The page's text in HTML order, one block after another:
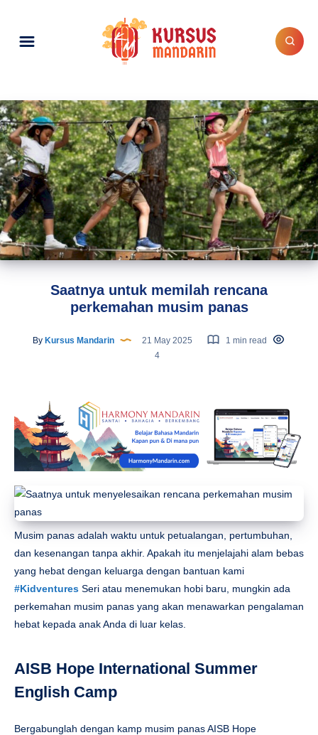
Saatnya untuk memilah rencana
perkemahan musim panas
ByKursus Mandarin 21 May 2025
1 min read
4
Musim panas adalah waktu untuk petualangan, pertumbuhan,
dan kesenangan tanpa akhir. Apakah itu menjelajahi alam bebas
yang hebat dengan keluarga dengan bantuan kami
#Kidventures Seri atau menemukan hobi baru, mungkin ada
perkemahan musim panas yang akan menawarkan pengalaman
hebat kepada anak Anda di luar kelas.
AISB Hope International Summer
English Camp
Bergabunglah dengan kamp musim panas AISB Hope